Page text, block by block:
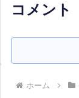
コメント
ホーム